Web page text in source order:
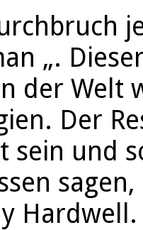
„.
der Welt
Der
sein und
Hardwell.